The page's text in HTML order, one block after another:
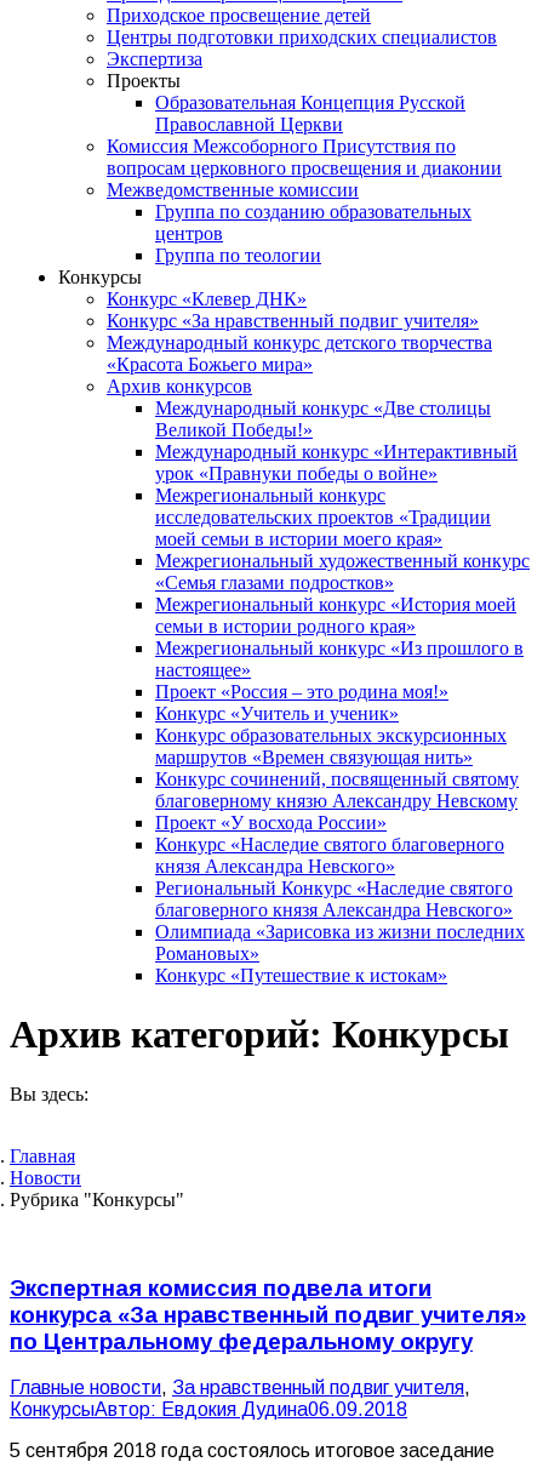
Приходское просвещение детей
Центры подготовки приходских специалистов
Экспертиза
Проекты
Образовательная Концепция Русской
Православной Церкви
Комиссия Межсоборного Присутствия по
вопросам церковного просвещения и диаконии
Межведомственные комиссии
Группа по созданию образовательных
центров
Группа по теологии
Конкурсы
Конкурс «Клевер ДНК»
Конкурс «За нравственный подвиг учителя»
Международный конкурс детского творчества
«Красота Божьего мира»
Архив конкурсов
Международный конкурс «Две столицы
Великой Победы!»
Международный конкурс «Интерактивный
урок «Правнуки победы о войне»
Межрегиональный конкурс
исследовательских проектов «Традиции
моей семьи в истории моего края»
Межрегиональный художественный конкурс
«Семья глазами подростков»
Межрегиональный конкурс «История моей
семьи в истории родного края»
Межрегиональный конкурс «Из прошлого в
настоящее»
Проект «Россия – это родина моя!»
Конкурс «Учитель и ученик»
Конкурс образовательных экскурсионных
маршрутов «Времен связующая нить»
Конкурс сочинений, посвященный святому
благоверному князю Александру Невскому
Проект «У восхода России»
Конкурс «Наследие святого благоверного
князя Александра Невского»
Региональный Конкурс «Наследие святого
благоверного князя Александра Невского»
Олимпиада «Зарисовка из жизни последних
Романовых»
Конкурс «Путешествие к истокам»
Архив категорий: Конкурсы
Вы здесь:
Главная
Новости
Рубрика "Конкурсы"
Экспертная комиссия подвела итоги
конкурса «За нравственный подвиг учителя»
по Центральному федеральному округу
Главные новости, За нравственный подвиг учителя,
КонкурсыАвтор: Евдокия Дудина06.09.2018
5 сентября 2018 года состоялось итоговое заседание